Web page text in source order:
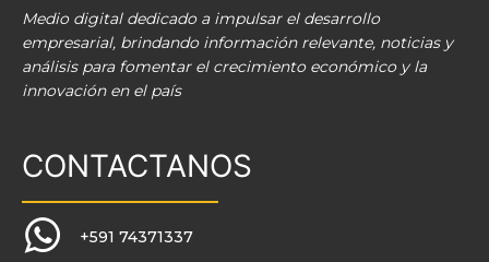
Medio digital dedicado a impulsar el desarrollo
empresarial, brindando información relevante, noticias y
análisis para fomentar el crecimiento económico y la
innovación en el país
CONTACTANOS
+591 74371337